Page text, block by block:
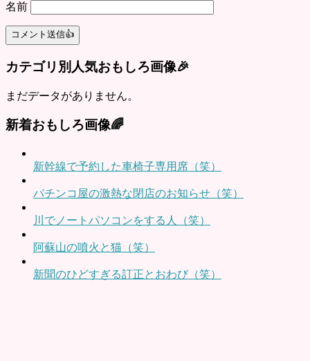
名前
カテゴリ別人気おもしろ画像🎉
まだデータがありません。
新着おもしろ画像🌈
新幹線で予約した車椅子専用席（笑）
パチンコ屋の激熱な閉店のお知らせ（笑）
川でノートパソコンをする人（笑）
阿蘇山の噴火と猫（笑）
新聞のひどすぎる訂正とおわび（笑）